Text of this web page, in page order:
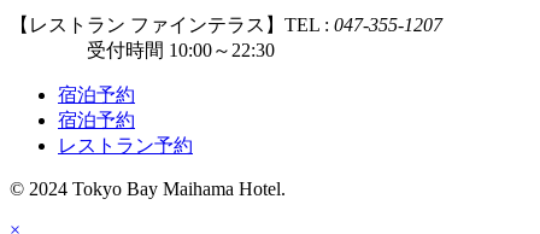
【レストラン ファインテラス】TEL : 047-355-1207
受付時間 10:00～22:30
宿泊予約
宿泊予約
レストラン予約
© 2024 Tokyo Bay Maihama Hotel.
×